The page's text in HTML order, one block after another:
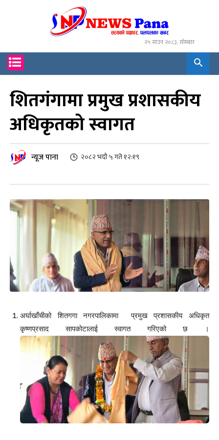
२५ साउन २०८३, सोमबार
शितगंगामा प्रमुख प्रशासकीय
अधिकृतको स्वागत
न्यूज पाना २०८२ भदौ ५ गते १२:१९
अर्घाखाँचीको शितगगा नगरपालिकामा प्रमुख प्रशासकीय अधिकृत
कृष्णप्रसाद सापकोटालाई स्वागत गरिएको छ ।